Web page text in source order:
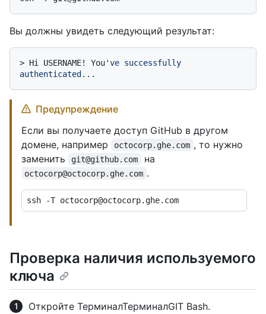
Вы должны увидеть следующий результат:
> Hi USERNAME! You've successfully
authenticated...
Предупреждение
Если вы получаете доступ GitHub в другом
домене, например
octocorp.ghe.com , то нужно
заменить
git@github.com на
octocorp@octocorp.ghe.com .
Проверка наличия используемого
ключа
Откройте ТерминалТерминалGIT Bash.